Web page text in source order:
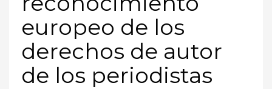
europeo de los
derechos de autor
de los periodistas